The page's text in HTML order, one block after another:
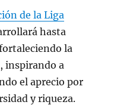
de la Liga
hasta
la
inspirando a
el aprecio por
y riqueza.